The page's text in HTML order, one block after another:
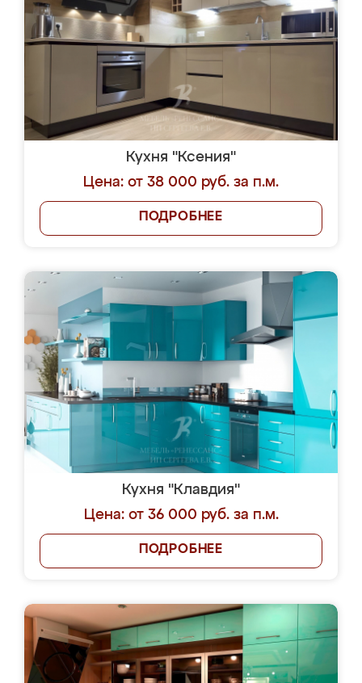
Кухня "Ксения"
Цена: от 38 000 руб. за п.м.
ПОДРОБНЕЕ
Кухня "Клавдия"
Цена: от 36 000 руб. за п.м.
ПОДРОБНЕЕ